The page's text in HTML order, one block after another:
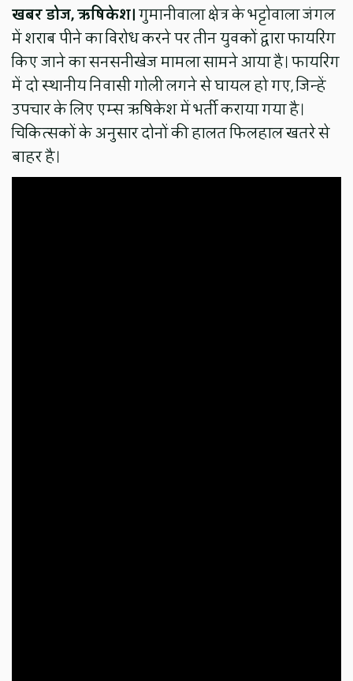
खबर डोज, ऋषिकेश।गुमानीवाला क्षेत्र के भट्टोवाला जंगल
में शराब पीने का विरोध करने पर तीन युवकों द्वारा फायरिंग
किए जाने का सनसनीखेज मामला सामने आया है। फायरिंग
में दो स्थानीय निवासी गोली लगने से घायल हो गए, जिन्हें
उपचार के लिए एम्स ऋषिकेश में भर्ती कराया गया है।
चिकित्सकों के अनुसार दोनों की हालत फिलहाल खतरे से
बाहर है।